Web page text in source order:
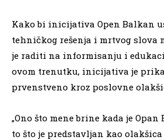
Kako bi inicijativa Open Balkan
tehničkog rešenja i mrtvog slova
je raditi na informisanju i
ovom trenutku, inicijativa je
prvenstveno kroz poslovne
„Ono što mene brine kada je
to što je predstavljan kao